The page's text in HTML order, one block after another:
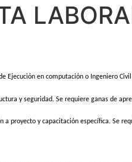
Ejecución en computación o Ingeniero
y seguridad. Se requiere ganas de
a proyecto y capacitación específica. Se